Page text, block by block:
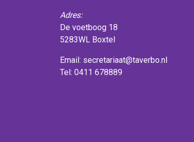
Adres:
De voetboog 18
5283WL Boxtel
Email: secretariaat@taverbo.nl
Tel: 0411 678889